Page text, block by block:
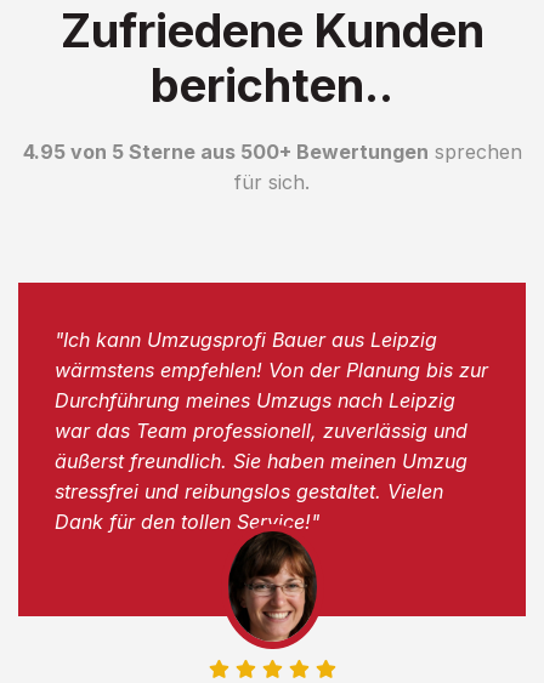
Zufriedene Kunden
berichten..
4.95 von 5 Sterne aus 500+ Bewertungen sprechen
für sich.
"Ich kann Umzugsprofi Bauer aus Leipzig
wärmstens empfehlen! Von der Planung bis zur
Durchführung meines Umzugs nach Leipzig
war das Team professionell, zuverlässig und
äußerst freundlich. Sie haben meinen Umzug
stressfrei und reibungslos gestaltet. Vielen
Dank für den tollen Service!"